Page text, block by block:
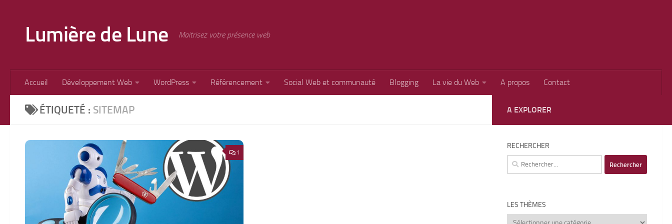
Lumière de Lune Maitrisez votre présence web
Accueil Développement Web WordPress Référencement Social Web et communauté Blogging La vie du Web A propos Contact
ÉTIQUETÉ : SITEMAP
1
A EXPLORER
RECHERCHER
Rechercher :
LES THÈMES
Les